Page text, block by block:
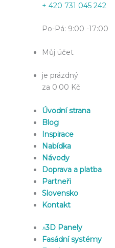
+ 420 731 045 242
Po-Pá: 9:00 -17:00
Můj účet
je prázdný
za 0.00 Kč
Úvodní strana
Blog
Inspirace
Nabídka
Návody
Doprava a platba
Partneři
Slovensko
Kontakt
»3D Panely
Fasádní systémy